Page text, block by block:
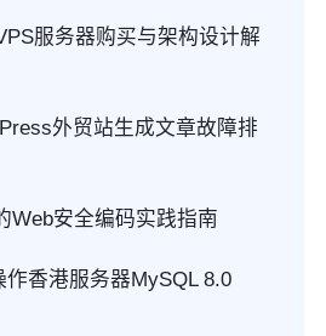
服务器购买与架构设计解
外贸站生成文章故障排
Web安全编码实践指南
作香港服务器MySQL 8.0